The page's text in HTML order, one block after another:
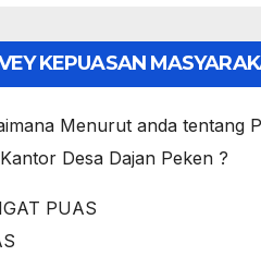
KEPUASAN
Menurut anda tentang
Desa Dajan Peken ?
PUAS